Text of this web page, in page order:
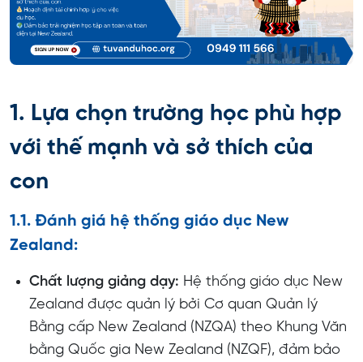
1. Lựa chọn trường học phù hợp
với thế mạnh và sở thích của
con
1.1. Đánh giá hệ thống giáo dục New
Zealand:
Chất lượng giảng dạy: Hệ thống giáo dục New
Zealand được quản lý bởi Cơ quan Quản lý
Bằng cấp New Zealand (NZQA) theo Khung Văn
bằng Quốc gia New Zealand (NZQF), đảm bảo